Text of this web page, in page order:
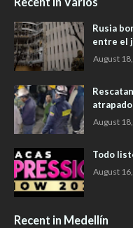
Rusia
entre el
August
August
Todo
August
Recent in Medellín